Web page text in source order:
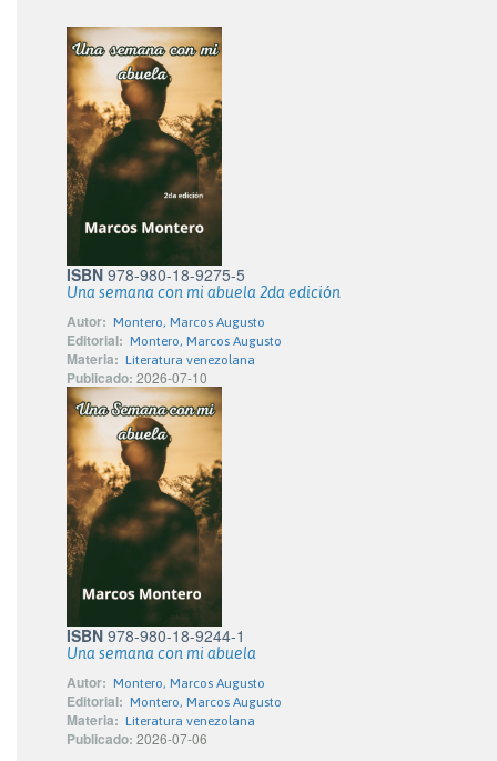
ISBN 978-980-18-9275-5
Una semana con mi abuela 2da edición
Autor: Montero, Marcos Augusto
Editorial: Montero, Marcos Augusto
Materia: Literatura venezolana
Publicado: 2026-07-10
ISBN 978-980-18-9244-1
Una semana con mi abuela
Autor: Montero, Marcos Augusto
Editorial: Montero, Marcos Augusto
Materia: Literatura venezolana
Publicado: 2026-07-06